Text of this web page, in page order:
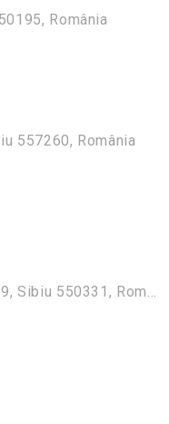
România
557260, România